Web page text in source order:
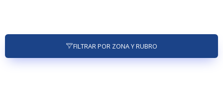
FILTRAR POR ZONA Y RUBRO